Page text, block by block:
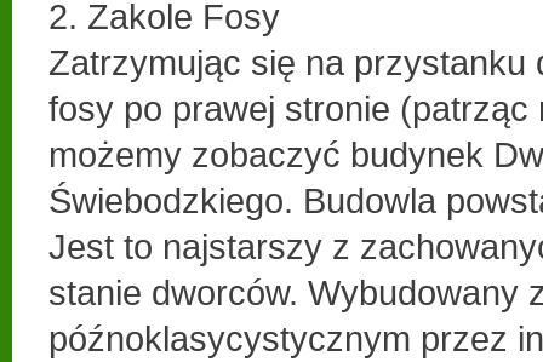
2. Zakole Fosy
Zatrzymując się na przystanku
fosy po prawej stronie (patrząc
możemy zobaczyć budynek
Świebodzkiego. Budowla
Jest to najstarszy z
stanie dworców. Wybudowany
późnoklasycystycznym przez